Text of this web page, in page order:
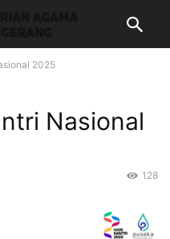
2025
Nasional
128